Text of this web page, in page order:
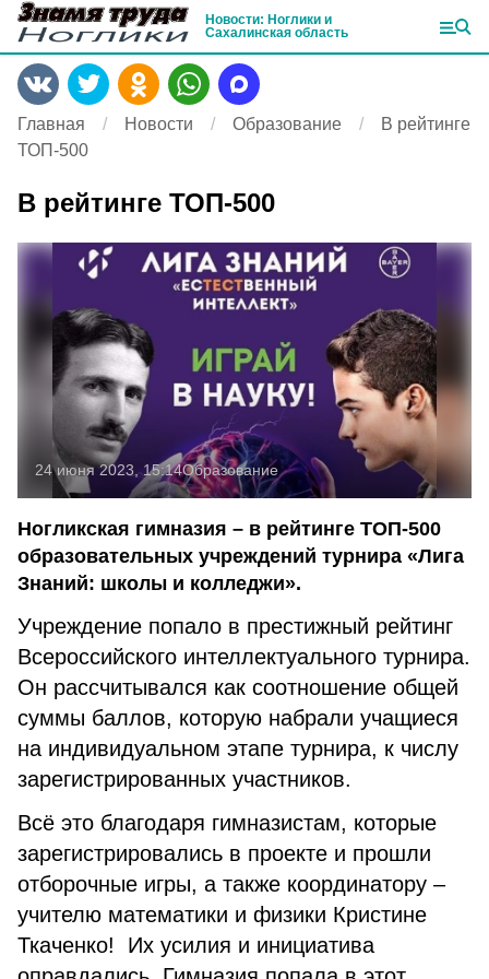
Новости: Ноглики и
Сахалинская область
Главная Новости Образование
В рейтинге
ТОП-500
В рейтинге ТОП-500
24 июня 2023, 15:14Образование
Ногликская гимназия – в рейтинге ТОП-500
образовательных учреждений турнира «Лига
Знаний: школы и колледжи».
Учреждение попало в престижный рейтинг
Всероссийского интеллектуального турнира.
Он рассчитывался как соотношение общей
суммы баллов, которую набрали учащиеся
на индивидуальном этапе турнира, к числу
зарегистрированных участников.
Всё это благодаря гимназистам, которые
зарегистрировались в проекте и прошли
отборочные игры, а также координатору –
учителю математики и физики Кристине
Ткаченко! Их усилия и инициатива